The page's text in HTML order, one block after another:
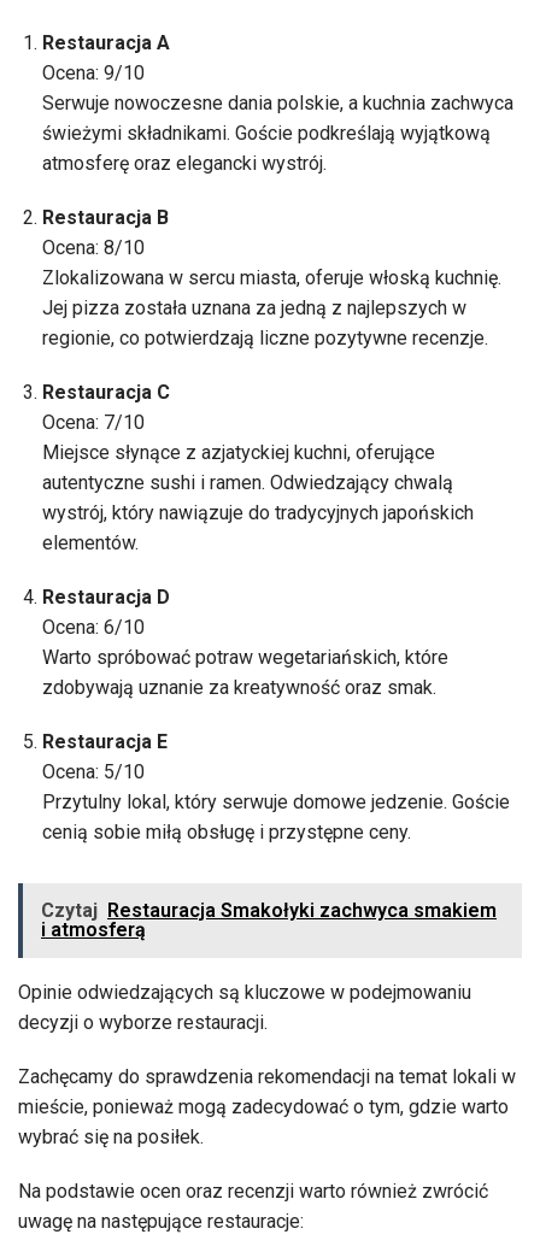
Restauracja A
Ocena: 9/10
Serwuje nowoczesne dania polskie, a kuchnia zachwyca
świeżymi składnikami. Goście podkreślają wyjątkową
atmosferę oraz elegancki wystrój.
Restauracja B
Ocena: 8/10
Zlokalizowana w sercu miasta, oferuje włoską kuchnię.
Jej pizza została uznana za jedną z najlepszych w
regionie, co potwierdzają liczne pozytywne recenzje.
Restauracja C
Ocena: 7/10
Miejsce słynące z azjatyckiej kuchni, oferujące
autentyczne sushi i ramen. Odwiedzający chwalą
wystrój, który nawiązuje do tradycyjnych japońskich
elementów.
Restauracja D
Ocena: 6/10
Warto spróbować potraw wegetariańskich, które
zdobywają uznanie za kreatywność oraz smak.
Restauracja E
Ocena: 5/10
Przytulny lokal, który serwuje domowe jedzenie. Goście
cenią sobie miłą obsługę i przystępne ceny.
Czytaj Restauracja Smakołyki zachwyca smakiem
i atmosferą
Opinie odwiedzających są kluczowe w podejmowaniu
decyzji o wyborze restauracji.
Zachęcamy do sprawdzenia rekomendacji na temat lokali w
mieście, ponieważ mogą zadecydować o tym, gdzie warto
wybrać się na posiłek.
Na podstawie ocen oraz recenzji warto również zwrócić
uwagę na następujące restauracje: